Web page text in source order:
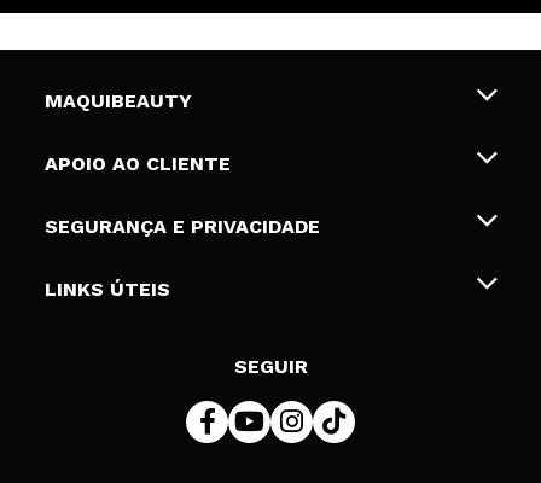
MAQUIBEAUTY
Sobre nós
Gift Cards
APOIO AO CLIENTE
Envios e Devoluções
Formas de pagamento
SEGURANÇA E PRIVACIDADE
Termos e Privacidade
LINKS ÚTEIS
SEGUIR